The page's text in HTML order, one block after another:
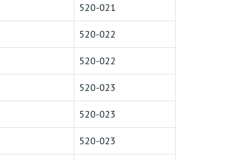
520-021
520-022
520-022
520-023
520-023
520-023